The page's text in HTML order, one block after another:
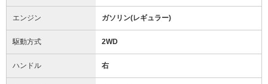
エンジン ガソリン(レギュラー)
駆動方式 2WD
ハンドル 右